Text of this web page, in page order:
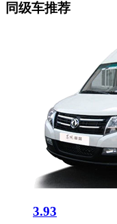
同级车推荐
3.93